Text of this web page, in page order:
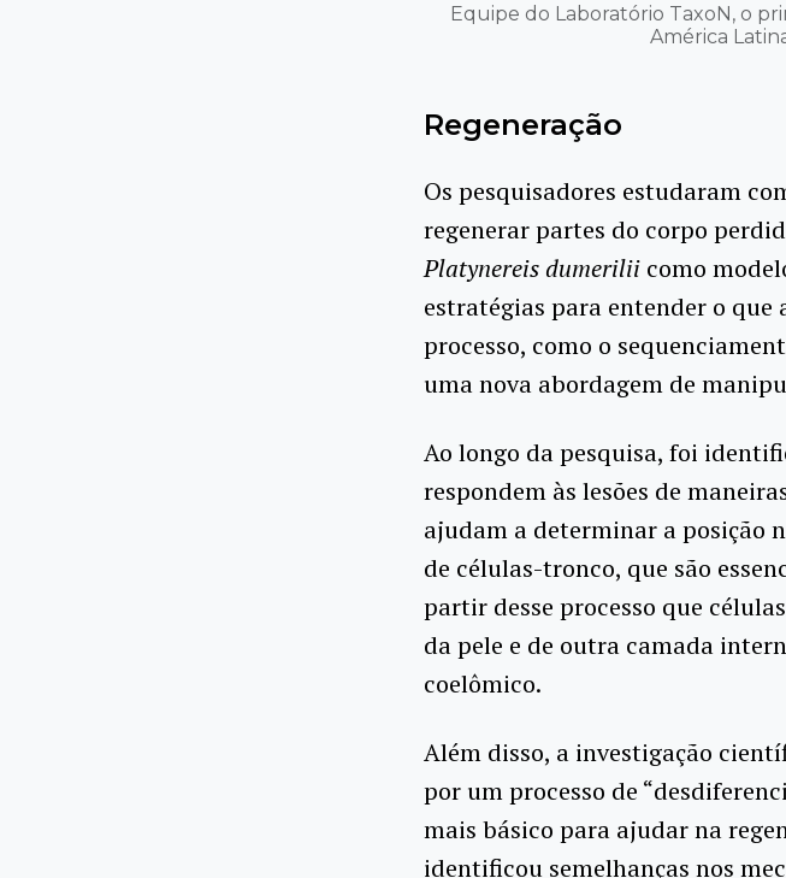
Equipe do Laboratório TaxoN, o
América
Regeneração
Os pesquisadores estudaram
regenerar partes do corpo
Platynereis dumerilii como
estratégias para entender o que
processo, como o
uma nova abordagem de
Ao longo da pesquisa, foi
respondem às lesões de
ajudam a determinar a posição
de células-tronco, que são
partir desse processo que
da pele e de outra camada
coelômico.
Além disso, a investigação
por um processo de
mais básico para ajudar na
identificou semelhanças nos